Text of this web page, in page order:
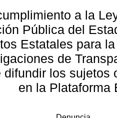
a la
Pública del
Estatales para
de
difundir los sujetos
en la Plataforma